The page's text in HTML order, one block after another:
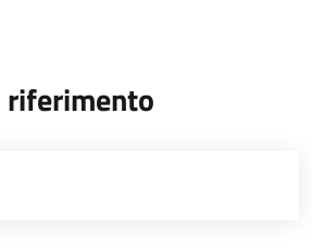
riferimento